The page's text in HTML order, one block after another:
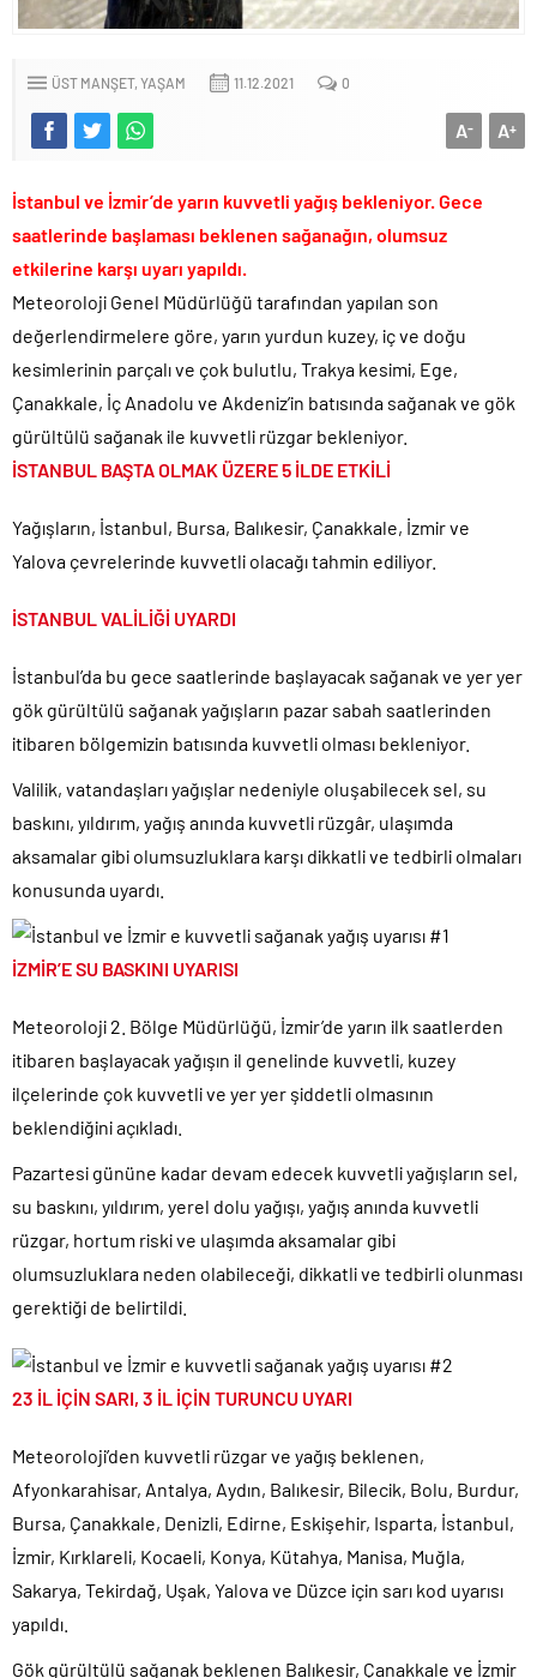
CHP’li Erdal Beşikçioğlu’nun uyuşturucu testi pozitif çıktı!.
vermeye başladı!.
ABD’de de 25 eyalet Trump yönetimine karşı dava açtı!.
Brent petrol çakıldı!.
Rüşvet ve yolsuzluktan tutuklanan CHP’li Erdal Beşikçioğlu
görevden uzaklaştırıldı!.
İngilizler 12. adamları Özgür Özel’i hazırlama telâşına düştü!.
Uğur Mumcu dosyası 33 yıl sonra yeniden açılıyor..
CHP Lideri Kılıçdaoğlu’ndan Terörsüz Türkiye sürecine destek
açıklaması..
Denize döktüğümüz(!) Yunanların ekonomisini şaha kaldırdık!.
TÜİK sipariş enflasyon oranlarını açıkladı!.
TÜİK kira zam oranını yüzde 31 olarak açıkladı..
Etimesgut Belediye Başkanı Erdal Beşikçioğlu hakkında
sosyal medyadan öğrendi..
Günlerdir İran’a tehditler savurarak atıp tutan Trump yine kıvırdı!.
CHP’den AK Parti’ye geçen Tuzla Belediye Başkanı’ndan ilk
açıklama..
Efsane Başkan Aziz Yıldırım’dan Acun Ilıcalı’ya sert sözler!.
gündemden düşmüyor!.
3 CHP’li Belediye Başkanı ile 1 İyi Partili milletvekili AK Parti’ye
geçiyor..
Parti dün kuruldu il başkanı bugün rüşvetten gözaltına alındı!.
ÜST MANŞET YAŞAM 11.12.2021 0
A+
A-
İstanbul ve İzmir’de yarın kuvvetli yağış bekleniyor. Gece
saatlerinde başlaması beklenen sağanağın, olumsuz
etkilerine karşı uyarı yapıldı.
Meteoroloji Genel Müdürlüğü tarafından yapılan son
değerlendirmelere göre, yarın yurdun kuzey, iç ve doğu
kesimlerinin parçalı ve çok bulutlu, Trakya kesimi, Ege,
Çanakkale, İç Anadolu ve Akdeniz’in batısında sağanak ve gök
gürültülü sağanak ile kuvvetli rüzgar bekleniyor.
İSTANBUL BAŞTA OLMAK ÜZERE 5 İLDE ETKİLİ
Yağışların, İstanbul, Bursa, Balıkesir, Çanakkale, İzmir ve
Yalova çevrelerinde kuvvetli olacağı tahmin ediliyor.
İSTANBUL VALİLİĞİ UYARDI
İstanbul’da bu gece saatlerinde başlayacak sağanak ve yer yer
gök gürültülü sağanak yağışların pazar sabah saatlerinden
itibaren bölgemizin batısında kuvvetli olması bekleniyor.
Valilik, vatandaşları yağışlar nedeniyle oluşabilecek sel, su
baskını, yıldırım, yağış anında kuvvetli rüzgâr, ulaşımda
aksamalar gibi olumsuzluklara karşı dikkatli ve tedbirli olmaları
konusunda uyardı.
İZMİR’E SU BASKINI UYARISI
Meteoroloji 2. Bölge Müdürlüğü, İzmir’de yarın ilk saatlerden
itibaren başlayacak yağışın il genelinde kuvvetli, kuzey
ilçelerinde çok kuvvetli ve yer yer şiddetli olmasının
beklendiğini açıkladı.
Pazartesi gününe kadar devam edecek kuvvetli yağışların sel,
su baskını, yıldırım, yerel dolu yağışı, yağış anında kuvvetli
rüzgar, hortum riski ve ulaşımda aksamalar gibi
olumsuzluklara neden olabileceği, dikkatli ve tedbirli olunması
gerektiği de belirtildi.
23 İL İÇİN SARI, 3 İL İÇİN TURUNCU UYARI
Meteoroloji’den kuvvetli rüzgar ve yağış beklenen,
Afyonkarahisar, Antalya, Aydın, Balıkesir, Bilecik, Bolu, Burdur,
Bursa, Çanakkale, Denizli, Edirne, Eskişehir, Isparta, İstanbul,
İzmir, Kırklareli, Kocaeli, Konya, Kütahya, Manisa, Muğla,
Sakarya, Tekirdağ, Uşak, Yalova ve Düzce için sarı kod uyarısı
yapıldı.
Gök gürültülü sağanak beklenen Balıkesir, Çanakkale ve İzmir